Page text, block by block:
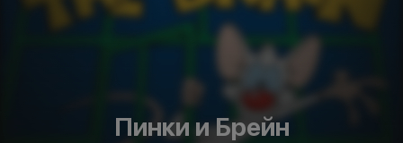
Пинки и Брейн